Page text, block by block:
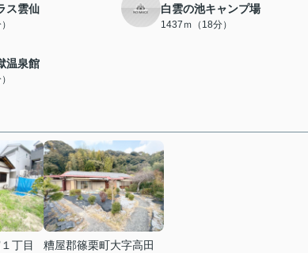
ス雲仙 白雲の池キャンプ場
1437ｍ（18分）
温泉館
丁目
糟屋郡篠栗町大字高田